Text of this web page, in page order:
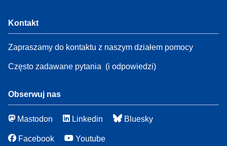
Kontakt
Zapraszamy do kontaktu z naszym działem pomocy
Często zadawane pytania (i odpowiedzi)
Obserwuj nas
Mastodon Linkedin Bluesky
Facebook Youtube